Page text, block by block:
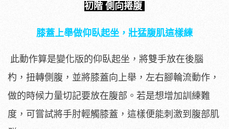
初階 側向捲腹
膝蓋上舉做仰臥起坐，壯猛腹肌這樣練
此動作算是變化版的仰臥起坐，將雙手放在後腦
杓，扭轉側腹，並將膝蓋向上舉，左右腳輪流動作，
做的時候力量切記要放在腹部。若是想增加訓練難
度，可嘗試將手肘輕觸膝蓋，這樣便能刺激到腹部肌